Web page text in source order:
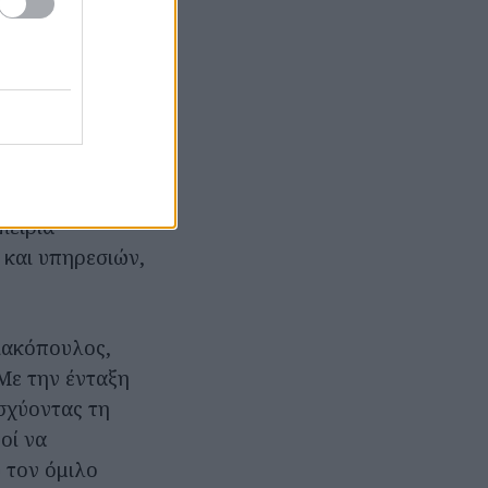
Toyota
την
των οδηγών.
στην
υπηρεσιών,
την ένταξη
τη
να
όμιλο